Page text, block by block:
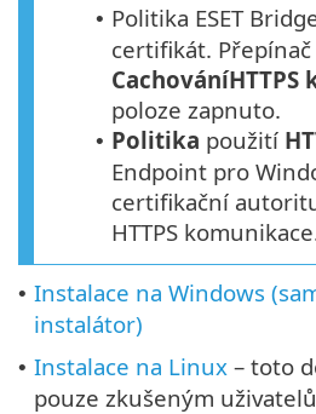
• Politika ESET
certifikát. Přepínač
CachováníHTTPS
poloze zapnuto.
• Politika použití
Endpoint pro
certifikační
HTTPS
• Instalace na Windows
instalátor)
• Instalace na Linux – toto
pouze zkušeným